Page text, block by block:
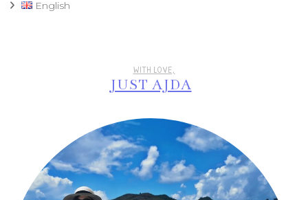
English
WITH LOVE,
JUST AJDA